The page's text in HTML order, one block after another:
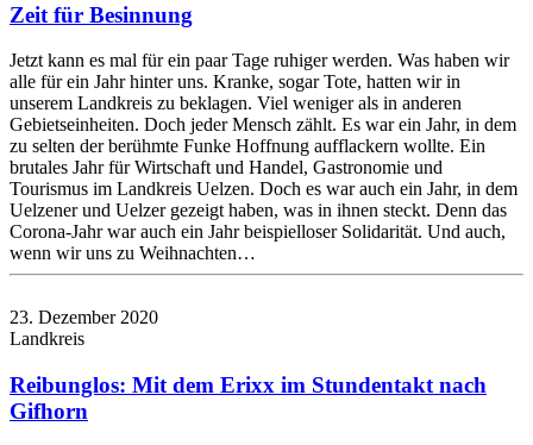
Zeit für Besinnung
Jetzt kann es mal für ein paar Tage ruhiger werden. Was haben wir
alle für ein Jahr hinter uns. Kranke, sogar Tote, hatten wir in
unserem Landkreis zu beklagen. Viel weniger als in anderen
Gebietseinheiten. Doch jeder Mensch zählt. Es war ein Jahr, in dem
zu selten der berühmte Funke Hoffnung aufflackern wollte. Ein
brutales Jahr für Wirtschaft und Handel, Gastronomie und
Tourismus im Landkreis Uelzen. Doch es war auch ein Jahr, in dem
Uelzener und Uelzer gezeigt haben, was in ihnen steckt. Denn das
Corona-Jahr war auch ein Jahr beispielloser Solidarität. Und auch,
wenn wir uns zu Weihnachten…
23. Dezember 2020
Landkreis
Reibunglos: Mit dem Erixx im Stundentakt nach
Gifhorn